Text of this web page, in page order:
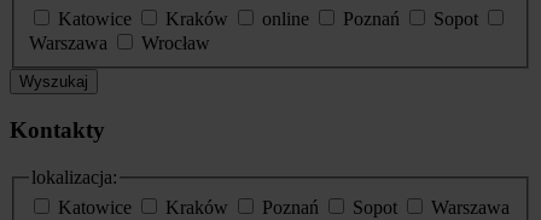
Katowice
Kraków online Poznań
Sopot
Warszawa
Wrocław
Wyszukaj
Kontakty
lokalizacja:
Katowice
Kraków Poznań Sopot
Warszawa